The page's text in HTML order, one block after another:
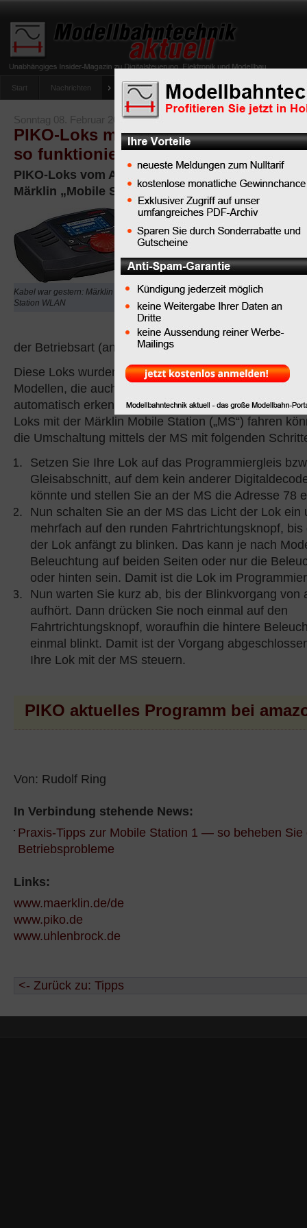
Start Nachrichten Tipps Newsletter Archiv Magazin
umfrage-viessmann-multiprotokoll-lichtdecoder
Sonntag 08. Februar 2026
PIKO-Loks mit Märklin „Mobile
so funktioniert die Umschaltung
PIKO-Loks vom Analogmodus in den
Märklin „Mobile Station“ schalten
Kabel war gestern: Märklin Mobile
Station WLAN
Die Loks von
PIKO, die ab
Werk mit einem
Mittelschleifer
ausgestattet sind,
Digitaldecoder von
älteren Decoder
nicht über die
der Betriebsart (analog oder digital).
Diese Loks wurden im Gegensatz zu den aktuellen
Modellen, die auch das Digital-Protokoll (DCC und
automatisch erkennen, im Analogmodus
Loks mit der Märklin Mobile Station („MS“) fahren
die Umschaltung mittels der MS mit folgenden
Setzen Sie Ihre Lok auf das Programmiergleis
Gleisabschnitt, auf dem kein anderer
könnte und stellen Sie an der MS die Adresse 78
Nun schalten Sie an der MS das Licht der Lok ein
mehrfach auf den runden Fahrtrichtungsknopf,
der Lok anfängt zu blinken. Das kann je nach
Beleuchtung auf beiden Seiten oder nur die
oder hinten sein. Damit ist die Lok im
Nun warten Sie kurz ab, bis der Blinkvorgang von
aufhört. Dann drücken Sie noch einmal auf den
Fahrtrichtungsknopf, woraufhin die hintere
einmal blinkt. Damit ist der Vorgang
Ihre Lok mit der MS steuern.
PIKO aktuelles Programm bei
Von: Rudolf Ring
In Verbindung stehende News:
Praxis-Tipps zur Mobile Station 1 — so beheben Sie
Betriebsprobleme
Links:
www.maerklin.de/de
www.piko.de
www.uhlenbrock.de
<- Zurück zu: Tipps